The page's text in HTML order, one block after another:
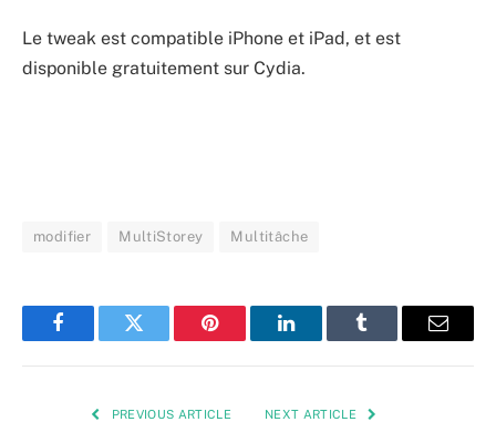
Le tweak est compatible iPhone et iPad, et est
disponible gratuitement sur Cydia.
modifier MultiStorey Multitâche
FacebookTwitter Pinterest LinkedInTumblr Email
PREVIOUS ARTICLE NEXT ARTICLE